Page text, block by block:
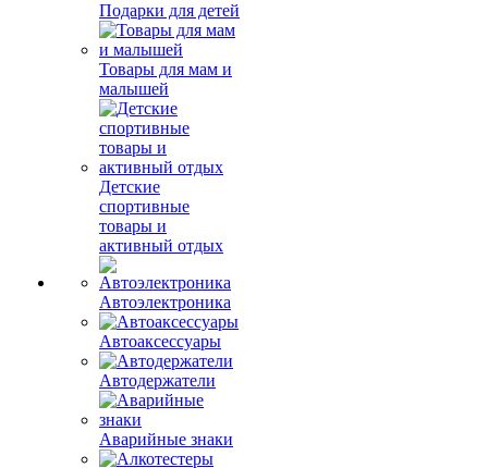
Подарки для детей
Товары для мам и
малышей
Детские
спортивные
товары и
активный отдых
Автоэлектроника
Автоаксессуары
Автодержатели
Аварийные знаки